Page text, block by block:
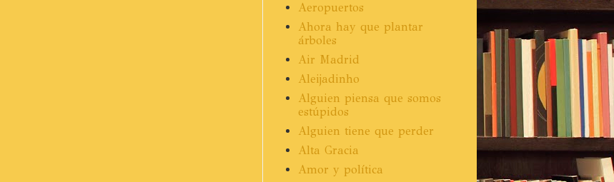
Aeropuertos
Ahora hay que plantar
árboles
Air Madrid
Aleijadinho
Alguien piensa que somos
estúpidos
Alguien tiene que perder
Alta Gracia
Amor y política